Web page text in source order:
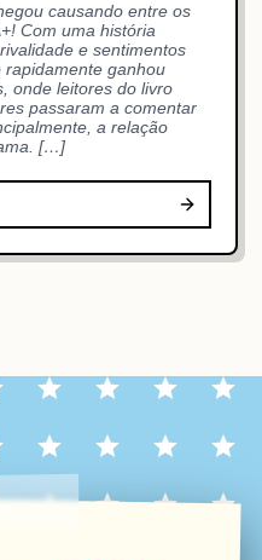
causando entre os
Com uma história
e sentimentos
ganhou
onde leitores do livro
passaram a comentar
a relação
[…]